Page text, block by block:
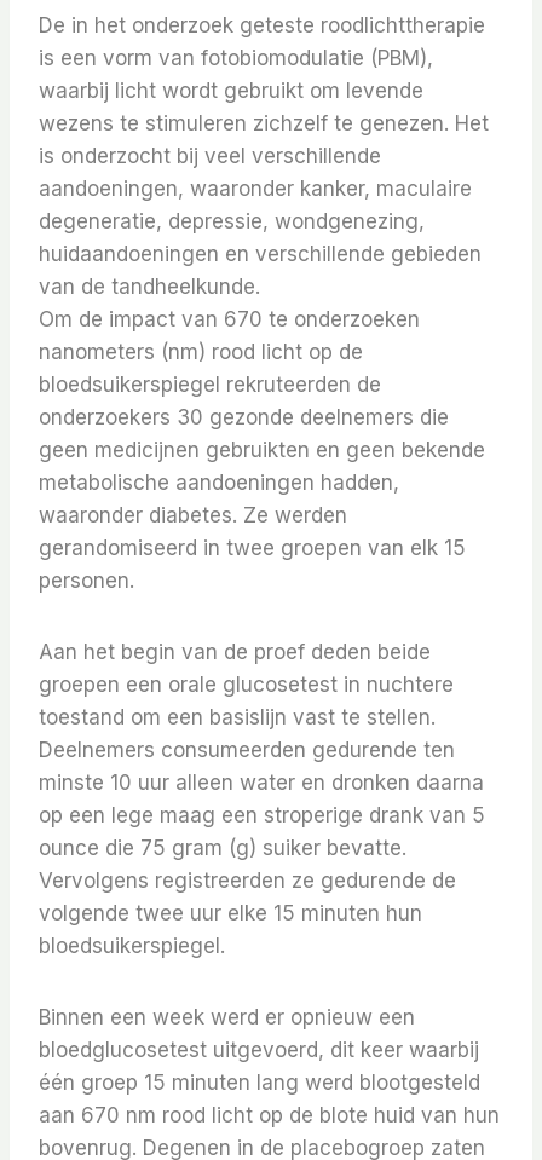
De in het onderzoek geteste roodlichttherapie
is een vorm van fotobiomodulatie (PBM),
waarbij licht wordt gebruikt om levende
wezens te stimuleren zichzelf te genezen. Het
is onderzocht bij veel verschillende
aandoeningen, waaronder kanker, maculaire
degeneratie, depressie, wondgenezing,
huidaandoeningen en verschillende gebieden
van de tandheelkunde.
Om de impact van 670 te onderzoeken
nanometers (nm) rood licht op de
bloedsuikerspiegel rekruteerden de
onderzoekers 30 gezonde deelnemers die
geen medicijnen gebruikten en geen bekende
metabolische aandoeningen hadden,
waaronder diabetes. Ze werden
gerandomiseerd in twee groepen van elk 15
personen.
Aan het begin van de proef deden beide
groepen een orale glucosetest in nuchtere
toestand om een ​​basislijn vast te stellen.
Deelnemers consumeerden gedurende ten
minste 10 uur alleen water en dronken daarna
op een lege maag een stroperige drank van 5
ounce die 75 gram (g) suiker bevatte.
Vervolgens registreerden ze gedurende de
volgende twee uur elke 15 minuten hun
bloedsuikerspiegel.
Binnen een week werd er opnieuw een
bloedglucosetest uitgevoerd, dit keer waarbij
één groep 15 minuten lang werd blootgesteld
aan 670 nm rood licht op de blote huid van hun
bovenrug. Degenen in de placebogroep zaten